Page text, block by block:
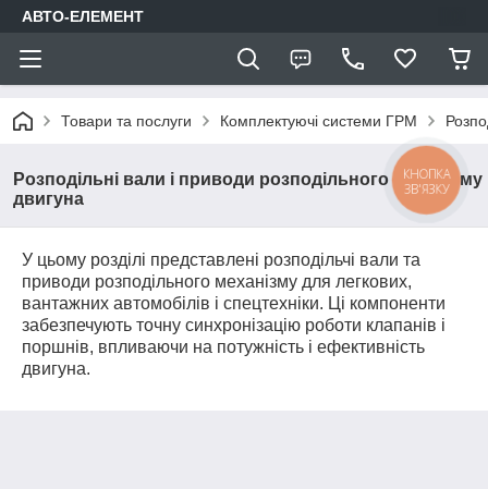
АВТО-ЕЛЕМЕНТ
Товари та послуги Комплектуючі системи ГРМ
Розподільні вали і приводи розподільного механізму
двигуна
У цьому розділі представлені розподільчі вали та
приводи розподільного механізму для легкових,
вантажних автомобілів і спецтехніки. Ці компоненти
забезпечують точну синхронізацію роботи клапанів і
поршнів, впливаючи на потужність і ефективність
двигуна.
КНОПКА
ЗВ'ЯЗКУ